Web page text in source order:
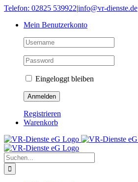
Skip
content
Telefon: 02825 539922|info@vr-dienste.de
Mein Benutzerkonto
Eingeloggt bleiben
Registrieren
Warenkorb
Suche
nach: